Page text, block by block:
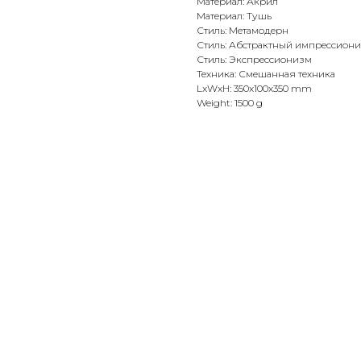
Материал: Тушь
Стиль: Метамодерн
Стиль: Абстрактный
Стиль: Экспрессионизм
Техника: Смешанная техника
LxWxH: 350x100x350 mm
Weight: 1500 g